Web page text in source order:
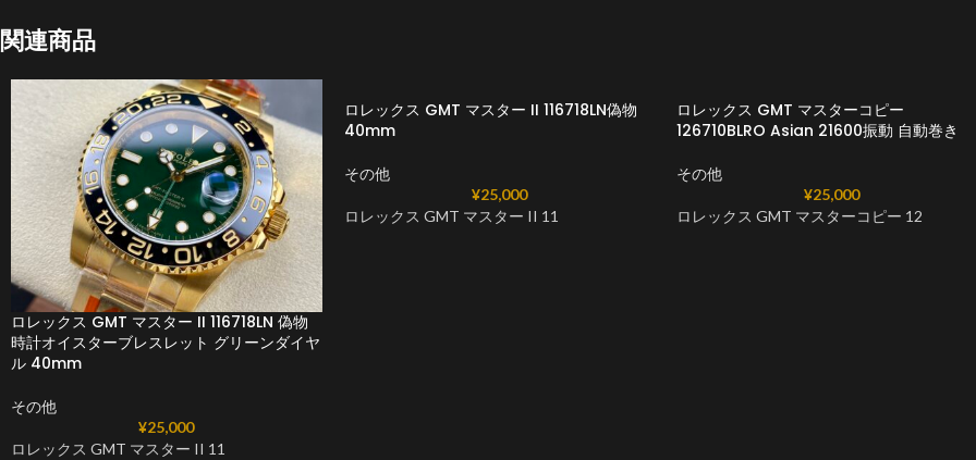
関連商品
ロレックス GMT マスター II 116718LN 偽物
時計オイスターブレスレット グリーンダイヤ
ル 40mm
その他
¥25,000
ロレックス GMT マスター II 11
ロレックス GMT マスター II 116718LN偽物
40mm
その他
¥25,000
ロレックス GMT マスター II 11
ロレックス GMT マスターコピー
126710BLRO Asian 21600振動 自動巻き
その他
¥25,000
ロレックス GMT マスターコピー 12